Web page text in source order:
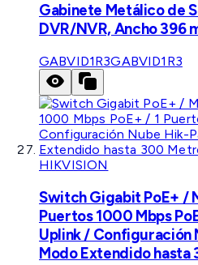
Gabinete Metálico de
DVR/NVR, Ancho 396
GABVID1R3GABVID1R3
HIKVISION
Switch Gigabit PoE+ /
Puertos 1000 Mbps
Uplink / Configuración
Modo Extendido